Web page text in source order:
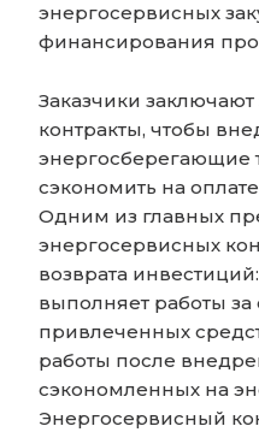
энергосервисных
финансирования
Заказчики
контракты, чтобы
энергосберегающие
сэкономить на
Одним из главных
энергосервисных
возврата
выполняет работы за
привлеченных
работы после
сэкономленных на
Энергосервисный